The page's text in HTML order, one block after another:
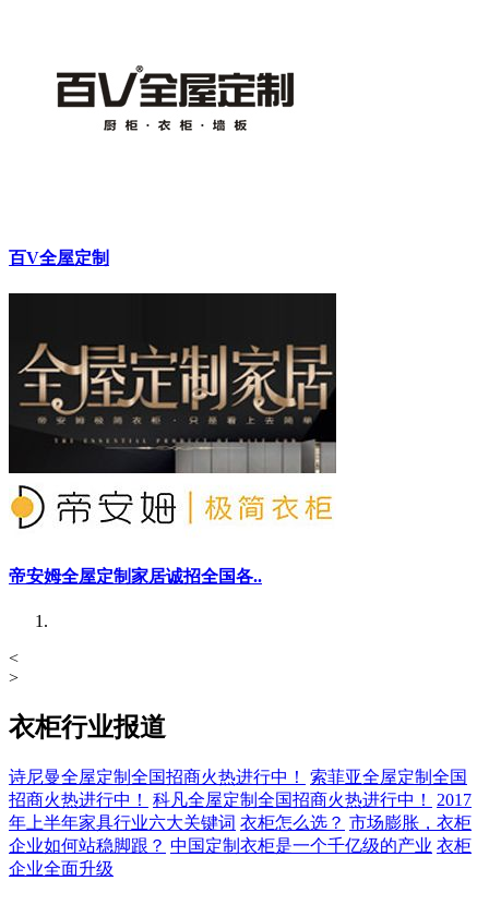
百V全屋定制
帝安姆全屋定制家居诚招全国各..
<
>
衣柜行业报道
诗尼曼全屋定制全国招商火热进行中！
索菲亚全屋定制全国
招商火热进行中！
科凡全屋定制全国招商火热进行中！
2017
年上半年家具行业六大关键词 衣柜怎么选？ 市场膨胀，衣柜
企业如何站稳脚跟？ 中国定制衣柜是一个千亿级的产业 衣柜
企业全面升级